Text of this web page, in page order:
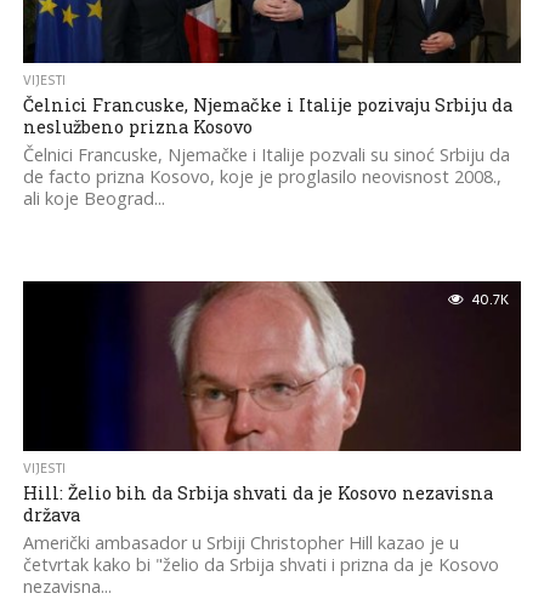
VIJESTI
Čelnici Francuske, Njemačke i Italije pozivaju Srbiju da
neslužbeno prizna Kosovo
Čelnici Francuske, Njemačke i Italije pozvali su sinoć Srbiju da
de facto prizna Kosovo, koje je proglasilo neovisnost 2008.,
ali koje Beograd...
40.7K
VIJESTI
Hill: Želio bih da Srbija shvati da je Kosovo nezavisna
država
Američki ambasador u Srbiji Christopher Hill kazao je u
četvrtak kako bi "želio da Srbija shvati i prizna da je Kosovo
nezavisna...